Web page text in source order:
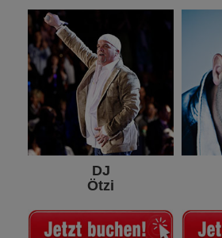
DJ
Ötzi